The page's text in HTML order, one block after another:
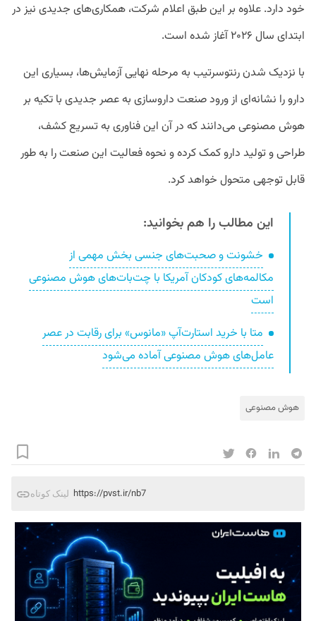
خود دارد. علاوه بر این طبق اعلام شرکت، همکاری‌های جدیدی نیز در
ابتدای سال ۲۰۲۶ آغاز شده است.
با نزدیک شدن رنتوسرتیب به مرحله نهایی آزمایش‌ها، بسیاری این
دارو را نشانه‌ای از ورود صنعت داروسازی به عصر جدیدی با تکیه بر
هوش مصنوعی می‌دانند که در آن این فناوری به تسریع کشف،
طراحی و تولید دارو کمک کرده و نحوه فعالیت این صنعت را به طور
قابل توجهی متحول خواهد کرد.
این مطالب را هم بخوانید:
خشونت و صحبت‌های جنسی بخش مهمی از
مکالمه‌های کودکان آمریکا با چت‌بات‌های هوش مصنوعی
است
متا با خرید استارت‌آپ «مانوس» برای رقابت در عصر
عامل‌های هوش مصنوعی آماده می‌شود
هوش مصنوعی
لینک کوتاه https://pvst.ir/nb7